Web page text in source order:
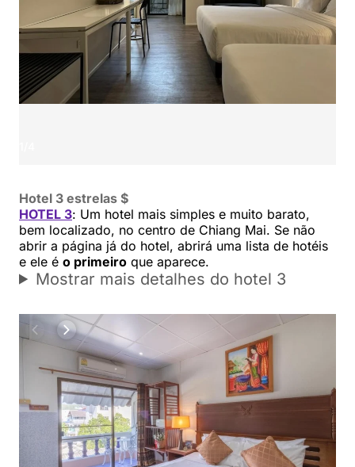
Hotel 3 estrelas $
HOTEL 3: Um hotel mais simples e muito barato,
bem localizado, no centro de Chiang Mai. Se não
abrir a página já do hotel, abrirá uma lista de hotéis
e ele é o primeiro que aparece.
Mostrar mais detalhes do hotel 3